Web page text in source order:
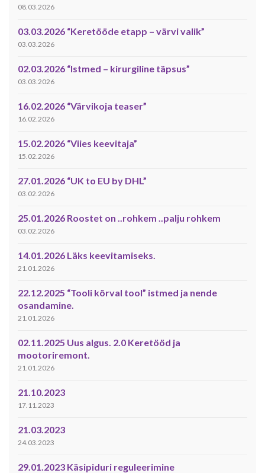
08.03.2026
03.03.2026 “Keretööde etapp – värvi valik”
03.03.2026
02.03.2026 “Istmed – kirurgiline täpsus”
03.03.2026
16.02.2026 “Värvikoja teaser”
16.02.2026
15.02.2026 “Viies keevitaja”
15.02.2026
27.01.2026 “UK to EU by DHL”
03.02.2026
25.01.2026 Roostet on ..rohkem ..palju rohkem
03.02.2026
14.01.2026 Läks keevitamiseks.
21.01.2026
22.12.2025 “Tooli kõrval tool” istmed ja nende
osandamine.
21.01.2026
02.11.2025 Uus algus. 2.0 Keretööd ja
mootoriremont.
21.01.2026
21.10.2023
17.11.2023
21.03.2023
24.03.2023
29.01.2023 Käsipiduri reguleerimine